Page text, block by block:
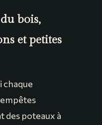
bois,
et petites
chaque
des poteaux à